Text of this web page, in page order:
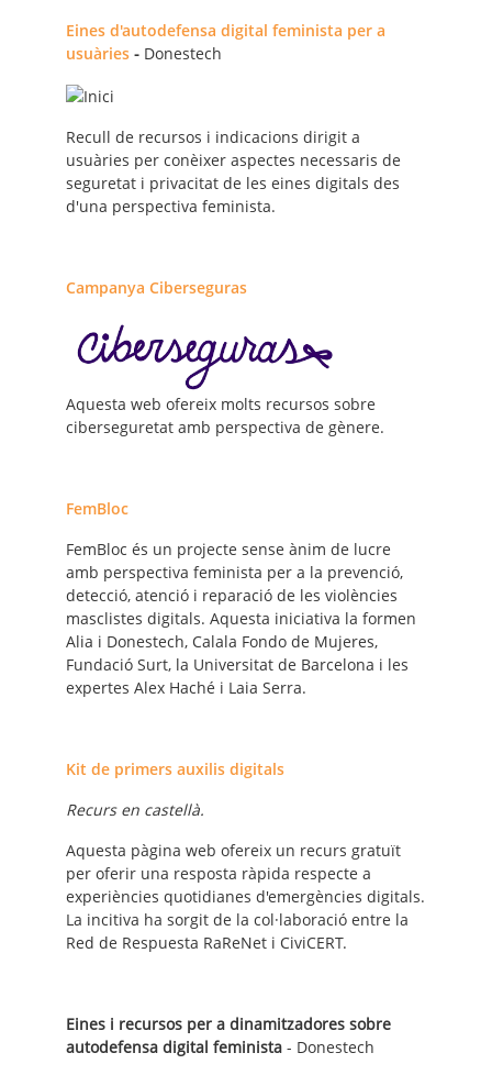
Eines d'autodefensa digital feminista per a
usuàries - Donestech
Recull de recursos i indicacions dirigit a
usuàries per conèixer aspectes necessaris de
seguretat i privacitat de les eines digitals des
d'una perspectiva feminista.
Campanya Ciberseguras
Aquesta web ofereix molts recursos sobre
ciberseguretat amb perspectiva de gènere.
FemBloc
FemBloc és un projecte sense ànim de lucre
amb perspectiva feminista per a la prevenció,
detecció, atenció i reparació de les violències
masclistes digitals. Aquesta iniciativa la formen
Alia i Donestech, Calala Fondo de Mujeres,
Fundació Surt, la Universitat de Barcelona i les
expertes Alex Haché i Laia Serra.
Kit de primers auxilis digitals
Recurs en castellà.
Aquesta pàgina web ofereix un recurs gratuït
per oferir una resposta ràpida respecte a
experiències quotidianes d'emergències digitals.
La incitiva ha sorgit de la col·laboració entre la
Red de Respuesta RaReNet i CiviCERT.
Eines i recursos per a dinamitzadores sobre
autodefensa digital feminista - Donestech